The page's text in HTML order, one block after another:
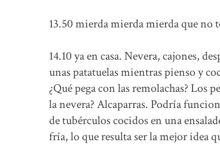
13.50 mierda mierda mierda que no
14.10 ya en casa. Nevera, cajones,
unas patatuelas mientras pienso y
¿Qué pega con las remolachas?
la nevera? Alcaparras. Podría
de tubérculos cocidos en una
fría, lo que resulta ser la mejor idea